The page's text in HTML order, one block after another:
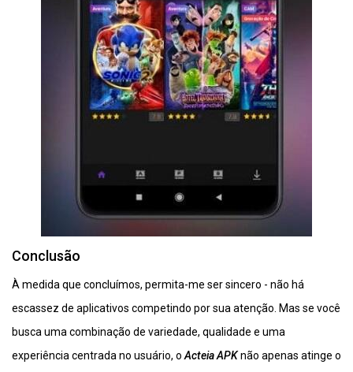
Conclusão
À medida que concluímos, permita-me ser sincero - não há
escassez de aplicativos competindo por sua atenção. Mas se você
busca uma combinação de variedade, qualidade e uma
experiência centrada no usuário, o Acteia APKnão apenas atinge o